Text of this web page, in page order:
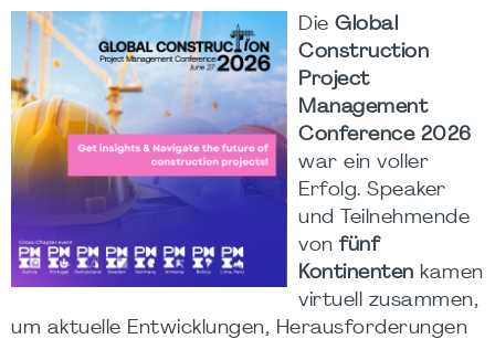
Die Global
Construction
Project
Management
Conference 2026
war ein voller
Erfolg. Speaker
und Teilnehmende
von fünf
Kontinenten kamen
virtuell zusammen,
um aktuelle Entwicklungen, Herausforderungen